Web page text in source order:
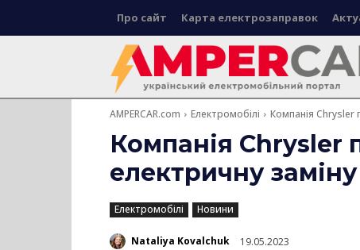
Про сайт Карта електрозаправок
AMPERCAR.com Електромобілі Компанія Chrysler
Компанія Chrysler
електричну
Електромобілі Новини
Nataliya Kovalchuk 19.05.2023